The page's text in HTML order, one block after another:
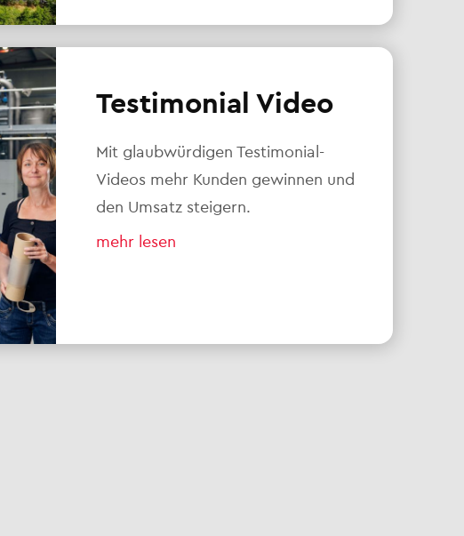
Testimonial Video
Mit glaubwürdigen Testimonial-
Videos mehr Kunden gewinnen und
den Umsatz steigern.
mehr lesen